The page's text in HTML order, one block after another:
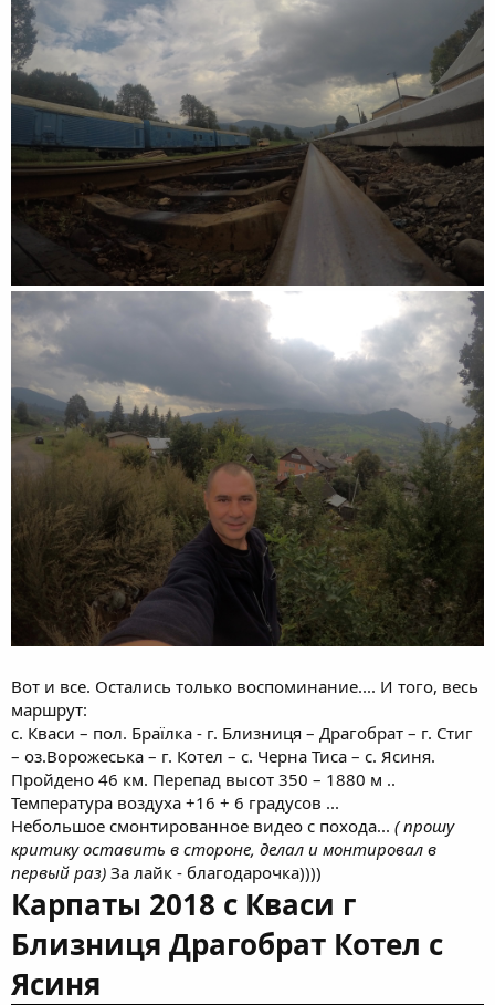
Вот и все. Остались только воспоминание.... И того, весь
маршрут:
с. Кваси – пол. Браїлка - г. Близниця – Драгобрат – г. Стиг
– оз.Ворожеська – г. Котел – с. Черна Тиса – с. Ясиня.
Пройдено 46 км. Перепад высот 350 – 1880 м ..
Температура воздуха +16 + 6 градусов ...
Небольшое смонтированное видео с похода... ( прошу
критику оставить в стороне, делал и монтировал в
первый раз) За лайк - благодарочка))))
Карпаты 2018 с Кваси г
Близниця Драгобрат Котел с
Ясиня